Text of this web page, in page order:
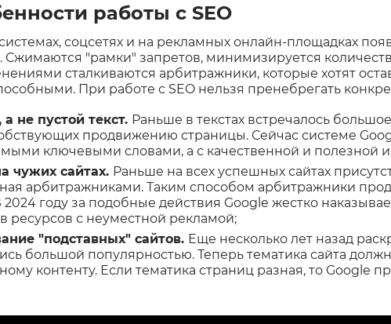
работы с SEO
соцсетях и на рекламных онлайн-площадках
Сжимаются "рамки" запретов, минимизируется
сталкиваются арбитражники, которые хотят
При работе с SEO нельзя пренебрегать
не пустой текст. Раньше в текстах встречалось
продвижению страницы. Сейчас системе
ключевыми словами, а с качественной и полезной
чужих сайтах. Раньше на всех успешных сайтах
арбитражниками. Таким способом арбитражники
2024 году за подобные действия Google жестко
ресурсов с неуместной рекламой;
"подставных" сайтов. Еще несколько лет назад
большой популярностью. Теперь тематика сайта
контенту. Если тематика страниц разная, то Google